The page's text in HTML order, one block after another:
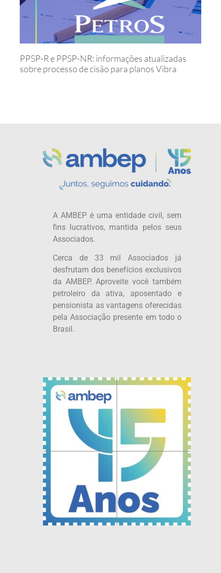
PPSP-R e PPSP-NR: informações atualizadas
sobre processo de cisão para planos Vibra
A AMBEP é uma entidade civil, sem
fins lucrativos, mantida pelos seus
Associados.
Cerca de 33 mil Associados já
desfrutam dos benefícios exclusivos
da AMBEP. Aproveite você também
petroleiro da ativa, aposentado e
pensionista as vantagens oferecidas
pela Associação presente em todo o
Brasil.